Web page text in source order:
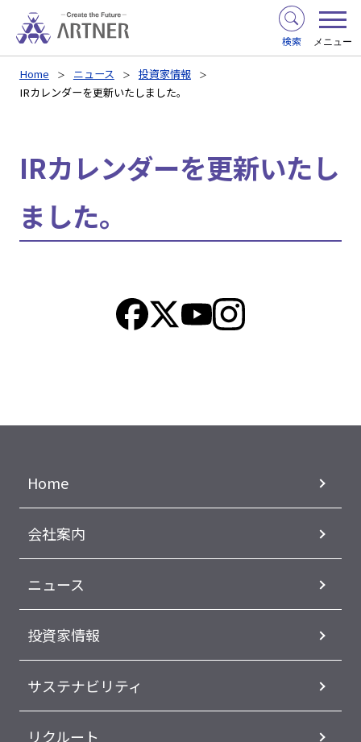
検索 メニュー
Home ニュース
投資家情報
IRカレンダーを更新いたしました。
IRカレンダーを更新いたし
ました。
Home
会社案内
ニュース
投資家情報
サステナビリティ
リクルート